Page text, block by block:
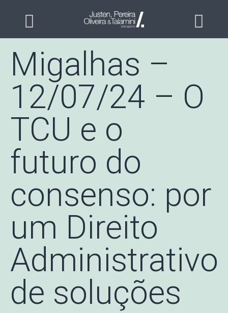
Migalhas –
12/07/24 – O
TCU e o
futuro do
consenso: por
um Direito
Administrativo
de soluções